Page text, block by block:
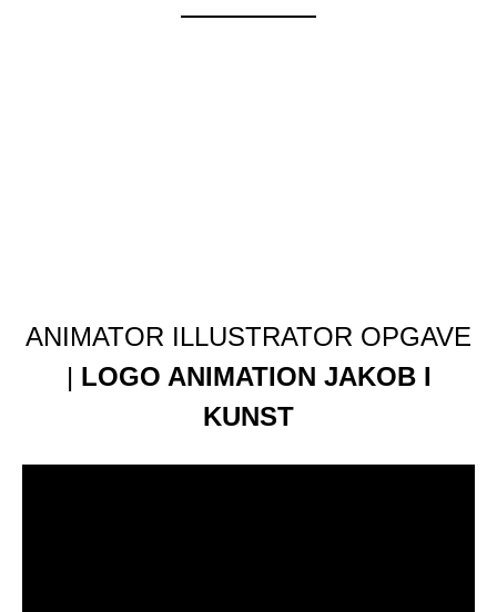
ANIMATOR ILLUSTRATOR OPGAVE
| LOGO ANIMATION JAKOB I
KUNST